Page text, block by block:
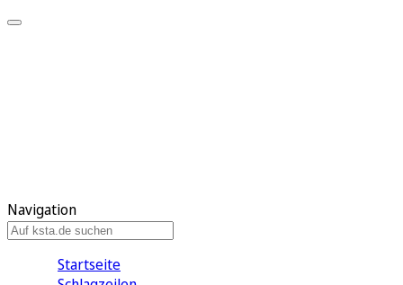
Navigation
Startseite